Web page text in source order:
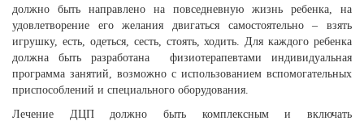
должно быть направлено на повседневную жизнь ребенка, на
удовлетворение его желания двигаться самостоятельно – взять
игрушку, есть, одеться, сесть, стоять, ходить. Для каждого ребенка
должна быть разработана физиотерапевтами индивидуальная
программа занятий, возможно с использованием вспомогательных
приспособлений и специального оборудования.
Лечение ДЦП должно быть комплексным и включать